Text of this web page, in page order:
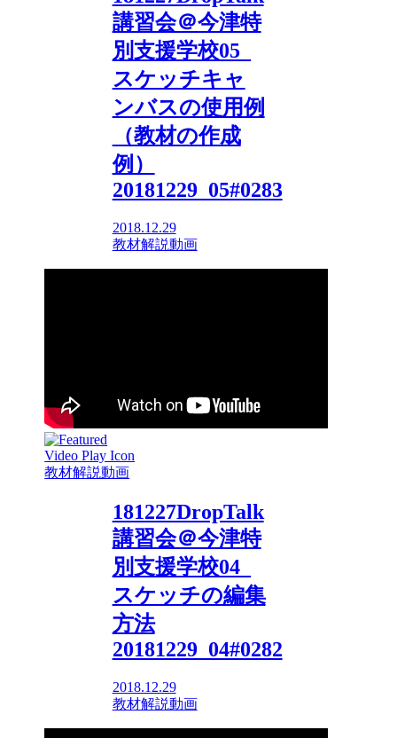
講習会＠今津特
別支援学校05_
スケッチキャ
ンバスの使用例
（教材の作成
例）
20181229_05#0283
2018.12.29
教材解説動画
教材解説動画
181227DropTalk
講習会＠今津特
別支援学校04_
スケッチの編集
方法
20181229_04#0282
2018.12.29
教材解説動画